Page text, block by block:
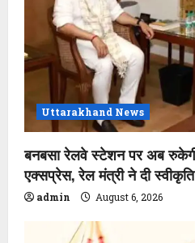
Uttarakhand News
बनबसा रेलवे स्टेशन पर अब
एक्सप्रेस, रेल मंत्री ने दी स्वीकृति
admin August 6, 2026